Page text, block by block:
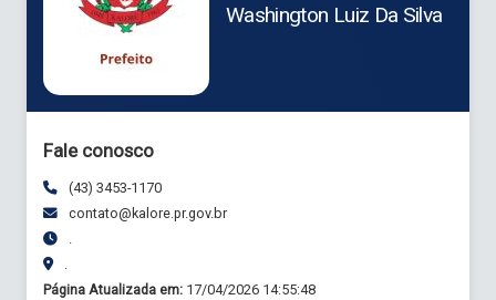
Washington Luiz Da Silva
Fale conosco
(43) 3453-1170
contato@kalore.pr.gov.br
Página Atualizada em: 17/04/2026 14:55:48